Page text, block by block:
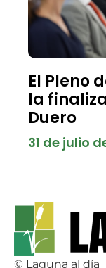
El Pleno
la
Duero
31 de julio
© Laguna al día